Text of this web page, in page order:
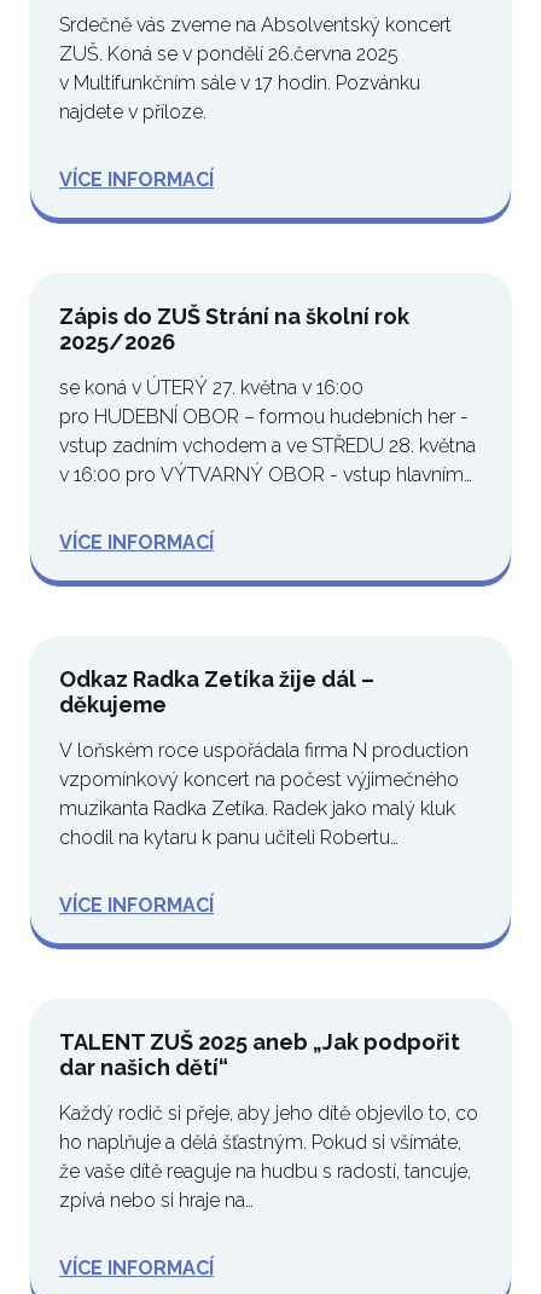
Srdečně vás zveme na Absolventský koncert
ZUŠ. Koná se v pondělí 26.června 2025
v Multifunkčním sále v 17 hodin. Pozvánku
najdete v příloze.
VÍCE INFORMACÍ
Zápis do ZUŠ Strání na školní rok
2025/2026
se koná v ÚTERÝ 27. května v 16:00
pro HUDEBNÍ OBOR – formou hudebních her -
vstup zadním vchodem a ve STŘEDU 28. května
v 16:00 pro VÝTVARNÝ OBOR - vstup hlavním
VÍCE INFORMACÍ
Odkaz Radka Zetíka žije dál –
děkujeme
V loňském roce uspořádala firma N production
vzpomínkový koncert na počest výjimečného
muzikanta Radka Zetíka. Radek jako malý kluk
chodil na kytaru k panu učiteli Robertu…
VÍCE INFORMACÍ
TALENT ZUŠ 2025 aneb „Jak podpořit
dar našich dětí“
Každý rodič si přeje, aby jeho dítě objevilo to, co
ho naplňuje a dělá šťastným. Pokud si všímáte,
že vaše dítě reaguje na hudbu s radostí, tancuje,
zpívá nebo si hraje na…
VÍCE INFORMACÍ